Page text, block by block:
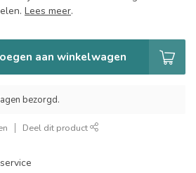
Lees meer.
aan winkelwagen
bezorgd.
Deel dit product